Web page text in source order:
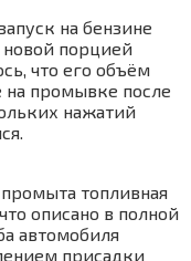
на бензине
порцией
что его объём
промывке после
нажатий
топливная
описано в полной
автомобиля
присадки